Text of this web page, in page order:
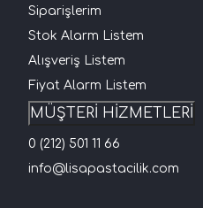
Siparişlerim
Stok Alarm Listem
Alışveriş Listem
Fiyat Alarm Listem
MÜŞTERİ HİZMETLERİ
0 (212) 501 11 66
info@lisapastacilik.com